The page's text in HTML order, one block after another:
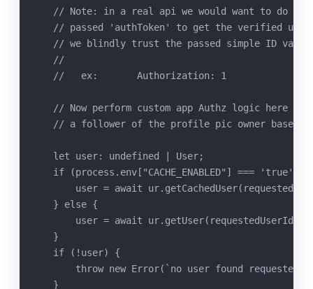
// Note: in a real api we would want to do a
// passed 'authToken' to get the verified
// we blindly trust the passed simple ID
   //
   //   ex:       Authorization: 1
// Now perform custom app Authz logic here
// a follower of the profile pic owner based
   let user: undefined | User;
   if (process.env["CACHE_ENABLED"] === 'true') {
user = await
   } else {
       user = await ur.getUser(requestedUserId);
   }
   if (!user) {
throw new Error(`no user found
   }